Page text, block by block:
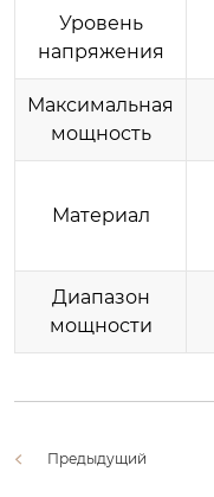
Уровень
напряжения
Максимальная
мощность
Материал
Диапазон
мощности
Предыдущий